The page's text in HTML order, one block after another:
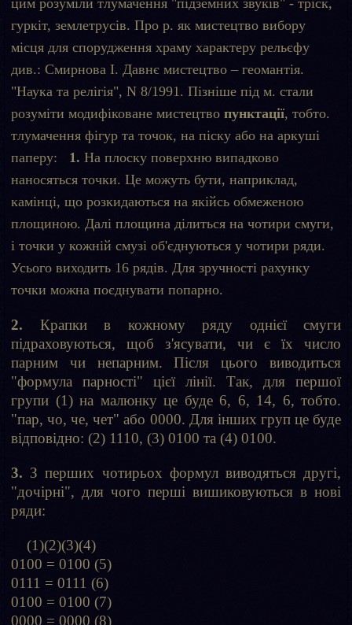
гуркіт, землетрусів. Про р. як мистецтво вибору
місця для спорудження храму характеру рельєфу
див.: Смирнова І. Давнє мистецтво – геомантія.
"Наука та релігія", N 8/1991. Пізніше під м. стали
розуміти модифіковане мистецтво пунктації, тобто.
тлумачення фігур та точок, на піску або на аркуші
паперу: 1. На плоску поверхню випадково
наносяться точки. Це можуть бути, наприклад,
камінці, що розкидаються на якійсь обмеженою
площиною. Далі площина ділиться на чотири смуги,
і точки у кожній смузі об'єднуються у чотири ряди.
Усього виходить 16 рядів. Для зручності рахунку
точки можна поєднувати попарно.
2. Крапки в кожному ряду однієї смуги
підраховуються, щоб з'ясувати, чи є їх число
парним чи непарним. Після цього виводиться
"формула парності" цієї лінії. Так, для першої
групи (1) на малюнку це буде 6, 6, 14, 6, тобто.
"пар, чо, че, чет" або 0000. Для інших груп це буде
відповідно: (2) 1110, (3) 0100 та (4) 0100.
3. З перших чотирьох формул виводяться другі,
"дочірні", для чого перші вишиковуються в нові
ряди:
(1)(2)(3)(4)
0100 = 0100 (5)
0111 = 0111 (6)
0100 = 0100 (7)
0000 = 0000 (8)